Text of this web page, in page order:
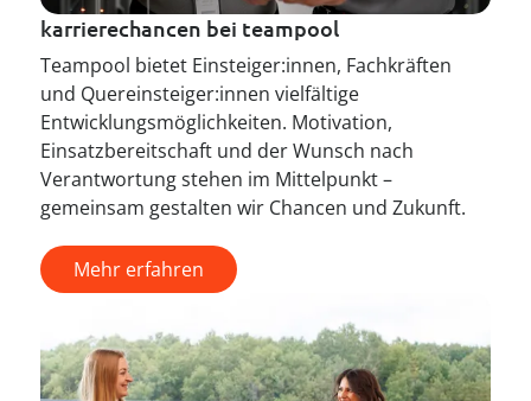
karrierechancen bei teampool
Teampool bietet Einsteiger:innen, Fachkräften
und Quereinsteiger:innen vielfältige
Entwicklungsmöglichkeiten. Motivation,
Einsatzbereitschaft und der Wunsch nach
Verantwortung stehen im Mittelpunkt –
gemeinsam gestalten wir Chancen und Zukunft.
Mehr erfahren